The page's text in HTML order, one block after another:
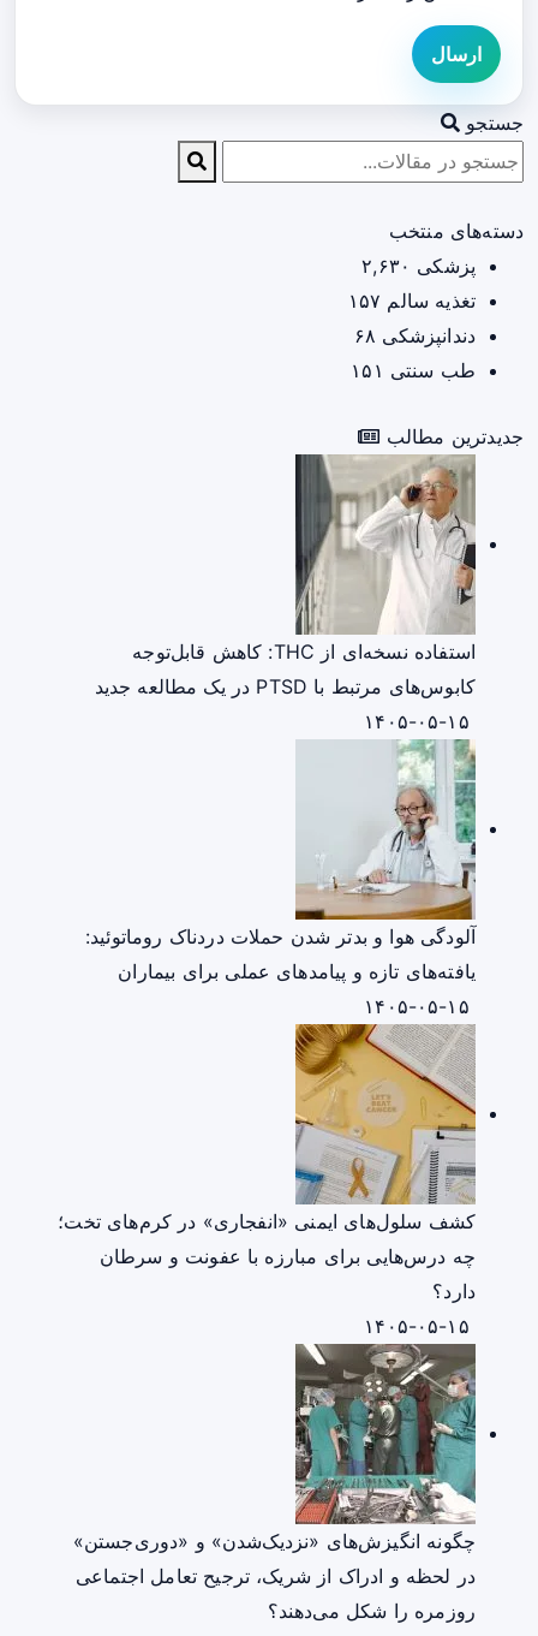
ارسال
جستجو
دسته‌های منتخب
پزشکی ۲,۶۳۰
تغذیه سالم ۱۵۷
دندانپزشکی ۶۸
طب سنتی ۱۵۱
جدیدترین مطالب
استفاده نسخه‌ای از THC: کاهش قابل‌توجه
کابوس‌های مرتبط با PTSD در یک مطالعه جدید
آلودگی هوا و بدتر شدن حملات دردناک روماتوئید:
یافته‌های تازه و پیامدهای عملی برای بیماران
کشف سلول‌های ایمنی «انفجاری» در کرم‌های تخت؛
چه درس‌هایی برای مبارزه با عفونت و سرطان
دارد؟
چگونه انگیزش‌های «نزدیک‌شدن» و «دوری‌جستن»
در لحظه و ادراک از شریک، ترجیح تعامل اجتماعی
روزمره را شکل می‌دهند؟